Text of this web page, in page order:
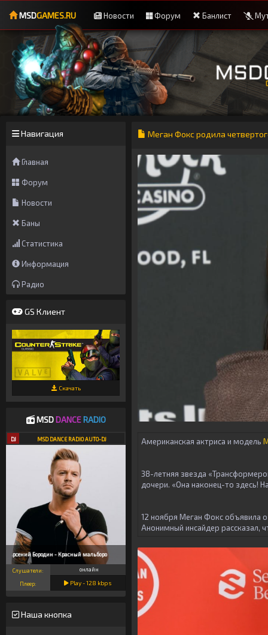
MSDGAMES.RU Новости Форум Банлист
Навигация
Главная
Форум
Новости
Баны
Статистика
Информация
Радио
GS Клиент
Скачать
MSDDANCE RADIO
DJ MSD DANCE RADIO AUTO-DJ
Арсений Бородин - Красный мальборо
Слушатели: онлайн
Плеер: Play -128 kbps
Наша кнопка
Меган Фокс родила
Американская актриса и модель
38-летняя звезда
дочери. «Она наконец-то здесь!
12 ноября Меган Фокс объявила
Анонимный инсайдер рассказал,